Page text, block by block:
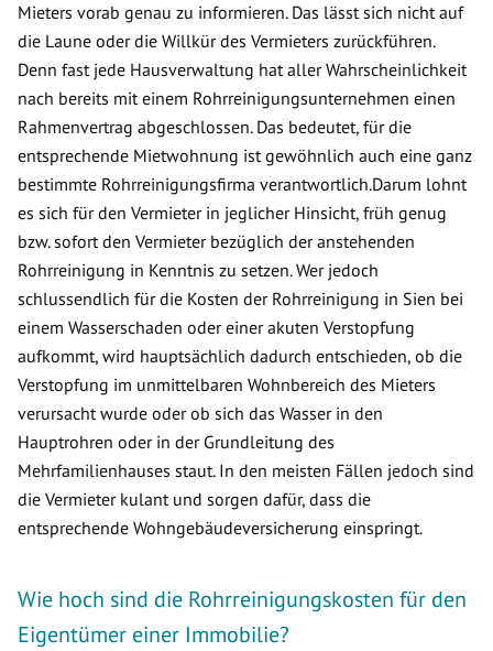
Mieters vorab genau zu informieren. Das lässt sich nicht auf
die Laune oder die Willkür des Vermieters zurückführen.
Denn fast jede Hausverwaltung hat aller Wahrscheinlichkeit
nach bereits mit einem Rohrreinigungsunternehmen einen
Rahmenvertrag abgeschlossen. Das bedeutet, für die
entsprechende Mietwohnung ist gewöhnlich auch eine ganz
bestimmte Rohrreinigungsfirma verantwortlich.Darum lohnt
es sich für den Vermieter in jeglicher Hinsicht, früh genug
bzw. sofort den Vermieter bezüglich der anstehenden
Rohrreinigung in Kenntnis zu setzen. Wer jedoch
schlussendlich für die Kosten der Rohrreinigung in Sien bei
einem Wasserschaden oder einer akuten Verstopfung
aufkommt, wird hauptsächlich dadurch entschieden, ob die
Verstopfung im unmittelbaren Wohnbereich des Mieters
verursacht wurde oder ob sich das Wasser in den
Hauptrohren oder in der Grundleitung des
Mehrfamilienhauses staut. In den meisten Fällen jedoch sind
die Vermieter kulant und sorgen dafür, dass die
entsprechende Wohngebäudeversicherung einspringt.
Wie hoch sind die Rohrreinigungskosten für den
Eigentümer einer Immobilie?